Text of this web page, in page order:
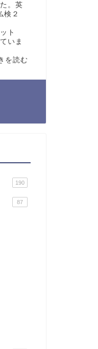
。英
検２
ト
いま
を読む
190
87